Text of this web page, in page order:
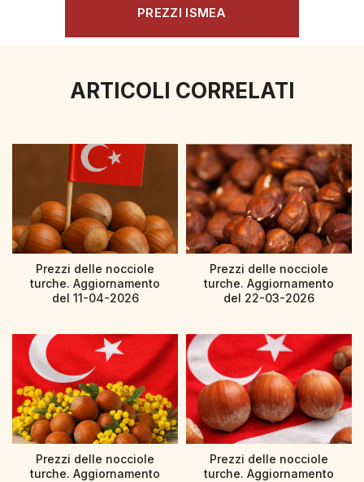
PREZZI ISMEA
ARTICOLI CORRELATI
Prezzi delle nocciole
turche. Aggiornamento
del 11-04-2026
Prezzi delle nocciole
turche. Aggiornamento
del 22-03-2026
Prezzi delle nocciole
turche. Aggiornamento
Prezzi delle nocciole
turche. Aggiornamento